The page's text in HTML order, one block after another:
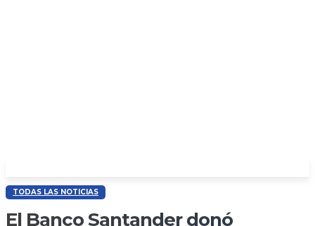
TODAS LAS NOTICIAS
El Banco Santander donó